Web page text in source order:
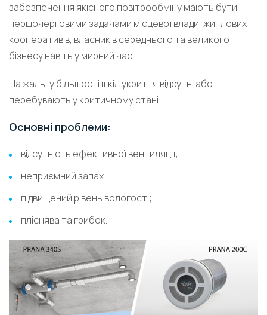
забезпечення якісного повітрообміну мають бути
першочерговими задачами місцевої влади, житлових
кооперативів, власників середнього та великого
бізнесу навіть у мирний час.
На жаль, у більшості шкіл укриття відсутні або
перебувають у критичному стані.
Основні проблеми:
відсутність ефективної вентиляції;
неприємний запах;
підвищений рівень вологості;
пліснява та грибок.